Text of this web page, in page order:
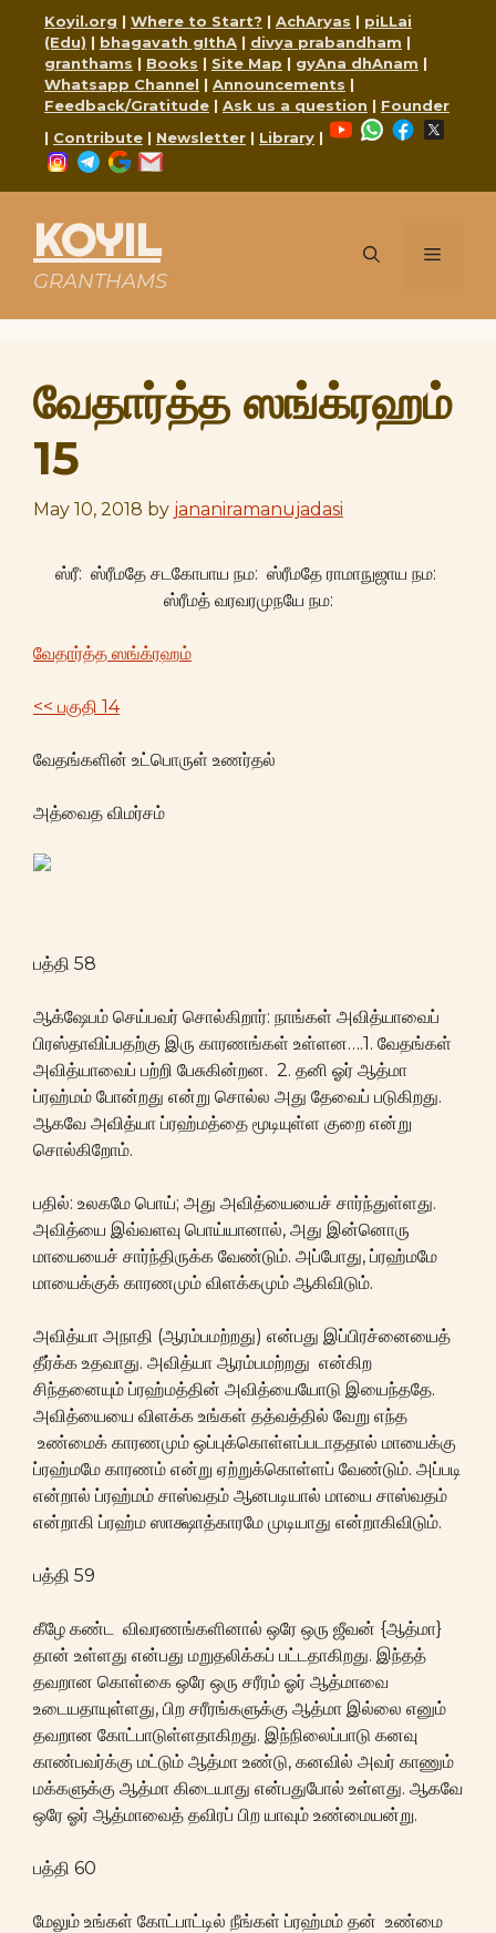
content
Koyil.org | Where to Start? | AchAryas | piLLai
(Edu) | bhagavath gIthA | divya prabandham |
granthams | Books | Site Map | gyAna dhAnam |
Whatsapp Channel | Announcements |
Feedback/Gratitude | Ask us a question | Founder
| Contribute | Newsletter | Library |
YouTubeWhatsApp
Facebook
Instagram
Telegram
Google
KOYIL
GRANTHAMS
Menu
வேதார்த்த ஸங்க்ரஹம்
15
May 10, 2018 by jananiramanujadasi
ஸ்ரீ: ஸ்ரீமதே சடகோபாய நம: ஸ்ரீமதே ராமாநுஜாய நம:
ஸ்ரீமத் வரவரமுநயே நம:
வேதார்த்த ஸங்க்ரஹம்
<< பகுதி 14
வேதங்களின் உட்பொருள் உணர்தல்
அத்வைத விமர்சம்
பத்தி 58
ஆக்ஷேபம் செய்பவர் சொல்கிறார்: நாங்கள் அவித்யாவைப்
பிரஸ்தாவிப்பதற்கு இரு காரணங்கள் உள்ளன….1. வேதங்கள்
அவித்யாவைப் பற்றி பேசுகின்றன. 2. தனி ஓர் ஆத்மா
ப்ரஹ்மம் போன்றது என்று சொல்ல அது தேவைப் படுகிறது.
ஆகவே அவித்யா ப்ரஹ்மத்தை மூடியுள்ள குறை என்று
சொல்கிறோம்.
பதில்: உலகமே பொய்; அது அவித்யையைச் சார்ந்துள்ளது.
அவித்யை இவ்வளவு பொய்யானால், அது இன்னொரு
மாயையைச் சார்ந்திருக்க வேண்டும். அப்போது, ப்ரஹ்மமே
மாயைக்குக் காரணமும் விளக்கமும் ஆகிவிடும்.
அவித்யா அநாதி (ஆரம்பமற்றது) என்பது இப்பிரச்னையைத்
தீர்க்க உதவாது. அவித்யா ஆரம்பமற்றது என்கிற
சிந்தனையும் ப்ரஹ்மத்தின் அவித்யையோடு இயைந்ததே.
அவித்யையை விளக்க உங்கள் தத்வத்தில் வேறு எந்த
உண்மைக் காரணமும் ஒப்புக்கொள்ளப்படாததால் மாயைக்கு
ப்ரஹ்மமே காரணம் என்று ஏற்றுக்கொள்ளப் வேண்டும். அப்படி
என்றால் ப்ரஹ்மம் சாஸ்வதம் ஆனபடியால் மாயை சாஸ்வதம்
என்றாகி ப்ரஹ்ம ஸாக்ஷாத்காரமே முடியாது என்றாகிவிடும்.
பத்தி 59
கீழே கண்ட விவரணங்களினால் ஒரே ஒரு ஜீவன் {ஆத்மா}
தான் உள்ளது என்பது மறுதலிக்கப் பட்டதாகிறது. இந்தத்
தவறான கொள்கை ஒரே ஒரு சரீரம் ஓர் ஆத்மாவை
உடையதாயுள்ளது, பிற சரீரங்களுக்கு ஆத்மா இல்லை எனும்
தவறான கோட்பாடுள்ளதாகிறது. இந்நிலைப்பாடு கனவு
காண்பவர்க்கு மட்டும் ஆத்மா உண்டு, கனவில் அவர் காணும்
மக்களுக்கு ஆத்மா கிடையாது என்பதுபோல் உள்ளது. ஆகவே
ஒரே ஓர் ஆத்மாவைத் தவிரப் பிற யாவும் உண்மையன்று.
பத்தி 60
மேலும் உங்கள் கோட்பாட்டில் நீங்கள் ப்ரஹ்மம் தன் உண்மை